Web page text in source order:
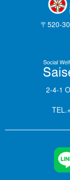
〒520-
2-4-1